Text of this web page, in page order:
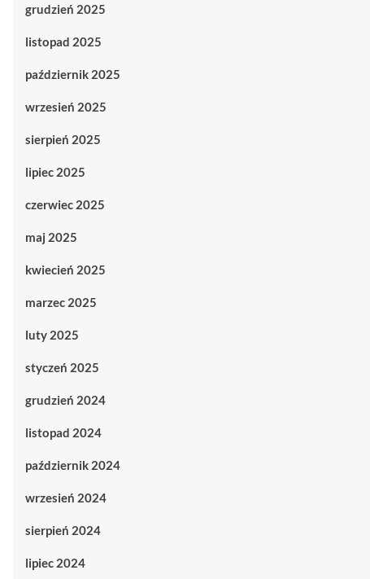
grudzień 2025
listopad 2025
październik 2025
wrzesień 2025
sierpień 2025
lipiec 2025
czerwiec 2025
maj 2025
kwiecień 2025
marzec 2025
luty 2025
styczeń 2025
grudzień 2024
listopad 2024
październik 2024
wrzesień 2024
sierpień 2024
lipiec 2024